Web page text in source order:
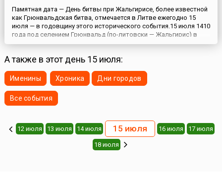
Памятная дата — День битвы при Жальгирисе, более известной
как Грюнвальдская битва, отмечается в Литве ежегодно 15
июля — в годовщину этого исторического события.15 июля 1410
года под селением Грюнвальд (по-литовски — Жальгирис) в
Восточной Пруссии объединенное польско-литовское войско
Владислав II Ягелло, ранее правивший в Вильно и зв...
А также в этот день 15 июля:
Именины Хроника Дни городов
Все события
12 июля 13 июля 14 июля 15 июля 16 июля 17 июля
18 июля